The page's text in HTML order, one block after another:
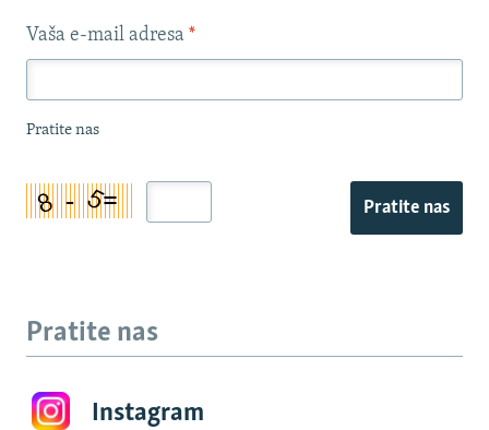
Vaša e-mail adresa *
Pratite nas
Pratite nas
Pratite nas
Instagram